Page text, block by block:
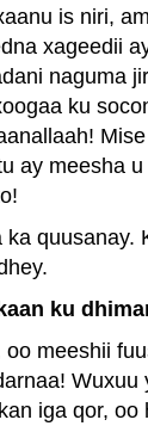
is niri,
xageedii
naguma
ku
ay meesha
quusanay.
ku
meeshii
Wuxuu
iga qor, oo